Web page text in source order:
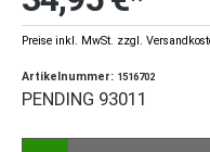
Preise inkl. MwSt. zzgl.
Artikelnummer: 1516702
PENDING 93011